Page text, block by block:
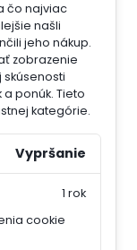
čo najviac
našli
jeho nákup.
zobrazenie
ponúk. Tieto
kategórie.
Vypršanie
cookie
1 rok